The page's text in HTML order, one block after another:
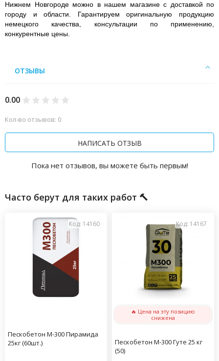
Нижнем Новгороде можно в нашем магазине с доставкой по
городу и области. Гарантируем оригинальную продукцию
немецкого качества, консультации по применению,
конкурентные цены.
ОТЗЫВЫ
0.00
Кол-во отзывов: 0
НАПИСАТЬ ОТЗЫВ
Пока нет отзывов, вы можете быть первым!
Часто берут для таких работ 🔨
Код: 14160
Пескобетон М-300 Пирамида
25кг (60шт.)
Код: 14167
🔥 Цена на эту позицию
снижена
Пескобетон М-300 Гуте 25 кг
(50)